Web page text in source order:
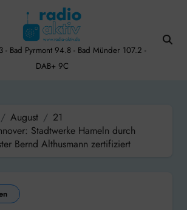
- Bad Pyrmont 94.8 - Bad Münder 107.2 -
DAB+ 9C
August
21
Stadtwerke Hameln durch
Bernd Althusmann zertifiziert